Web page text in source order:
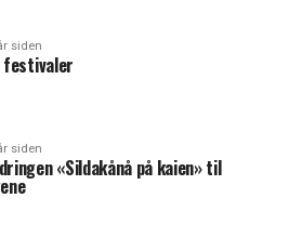
siden
festivaler
siden
«Sildakånå på kaien» til